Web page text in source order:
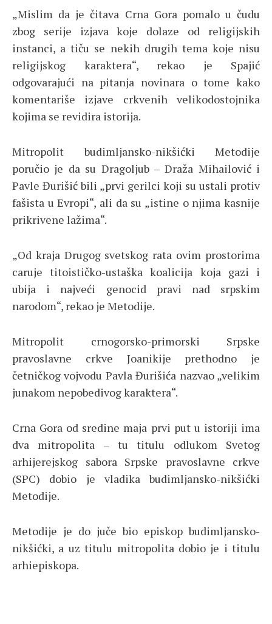
„Mislim da je čitava Crna Gora pomalo u čudu
zbog serije izjava koje dolaze od religijskih
instanci, a tiču se nekih drugih tema koje nisu
religijskog karaktera“, rekao je Spajić
odgovarajući na pitanja novinara o tome kako
komentariše izjave crkvenih velikodostojnika
kojima se revidira istorija.
Mitropolit budimljansko-nikšićki Metodije
poručio je da su Dragoljub – Draža Mihailović i
Pavle Đurišić bili „prvi gerilci koji su ustali protiv
fašista u Evropi“, ali da su „istine o njima kasnije
prikrivene lažima“.
„Od kraja Drugog svetskog rata ovim prostorima
caruje titoističko-ustaška koalicija koja gazi i
ubija i najveći genocid pravi nad srpskim
narodom“, rekao je Metodije.
Mitropolit crnogorsko-primorski Srpske
pravoslavne crkve Joanikije prethodno je
četničkog vojvodu Pavla Đurišića nazvao „velikim
junakom nepobedivog karaktera“.
Crna Gora od sredine maja prvi put u istoriji ima
dva mitropolita – tu titulu odlukom Svetog
arhijerejskog sabora Srpske pravoslavne crkve
(SPC) dobio je vladika budimljansko-nikšićki
Metodije.
Metodije je do juče bio episkop budimljansko-
nikšićki, a uz titulu mitropolita dobio je i titulu
arhiepiskopa.